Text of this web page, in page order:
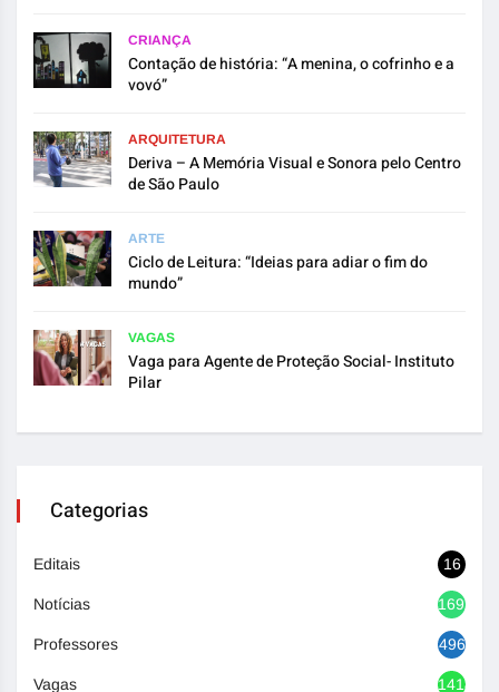
CRIANÇA
Contação de história: “A menina, o cofrinho e a
vovó”
ARQUITETURA
Deriva – A Memória Visual e Sonora pelo Centro
de São Paulo
ARTE
Ciclo de Leitura: “Ideias para adiar o fim do
mundo”
VAGAS
Vaga para Agente de Proteção Social- Instituto
Pilar
Categorias
Editais 16
Notícias 1692
Professores 496
Vagas 1418